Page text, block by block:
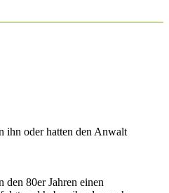
ihn oder hatten den Anwalt
80er Jahren einen